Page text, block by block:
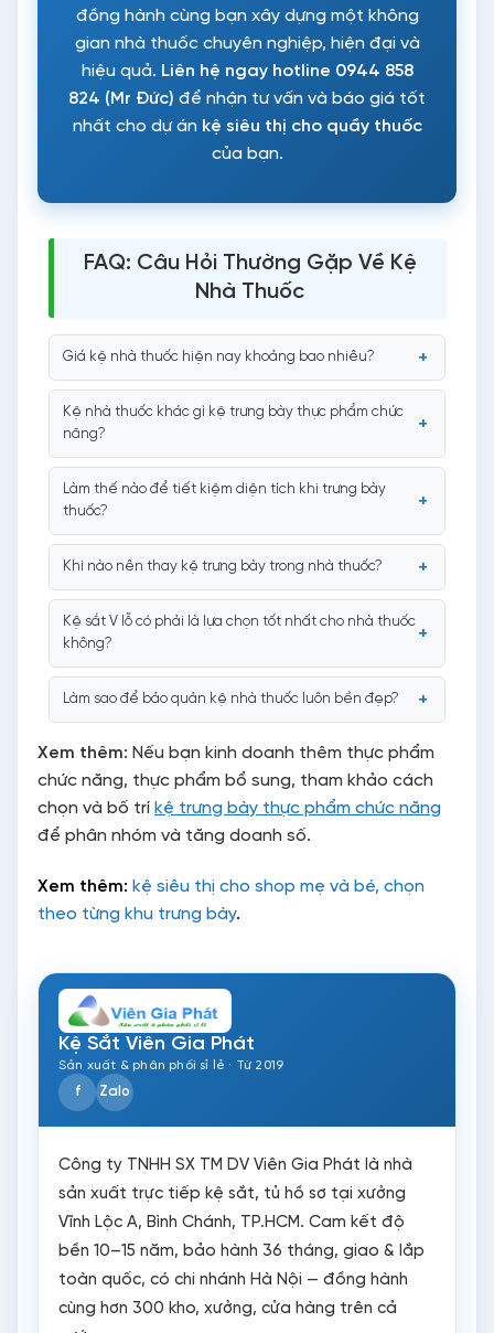
đồng hành cùng bạn xây dựng một không
gian nhà thuốc chuyên nghiệp, hiện đại và
hiệu quả. Liên hệ ngay hotline 0944 858
824 (Mr Đức) để nhận tư vấn và báo giá tốt
nhất cho dự án kệ siêu thị cho quầy thuốc
của bạn.
FAQ: Câu Hỏi Thường Gặp Về Kệ
Nhà Thuốc
Giá kệ nhà thuốc hiện nay khoảng bao nhiêu?
Kệ nhà thuốc khác gì kệ trưng bày thực phẩm chức
năng?
Làm thế nào để tiết kiệm diện tích khi trưng bày
thuốc?
Khi nào nên thay kệ trưng bày trong nhà thuốc?
Kệ sắt V lỗ có phải là lựa chọn tốt nhất cho nhà thuốc
không?
Làm sao để bảo quản kệ nhà thuốc luôn bền đẹp?
Xem thêm: Nếu bạn kinh doanh thêm thực phẩm
chức năng, thực phẩm bổ sung, tham khảo cách
chọn và bố trí kệ trưng bày thực phẩm chức năng
để phân nhóm và tăng doanh số.
Xem thêm: kệ siêu thị cho shop mẹ và bé, chọn
theo từng khu trưng bày.
Kệ Sắt Viên Gia Phát
Sản xuất & phân phối sỉ lẻ · Từ 2019
f
Zalo
Công ty TNHH SX TM DV Viên Gia Phát là nhà
sản xuất trực tiếp kệ sắt, tủ hồ sơ tại xưởng
Vĩnh Lộc A, Bình Chánh, TP.HCM. Cam kết độ
bền 10–15 năm, bảo hành 36 tháng, giao & lắp
toàn quốc, có chi nhánh Hà Nội — đồng hành
cùng hơn 300 kho, xưởng, cửa hàng trên cả